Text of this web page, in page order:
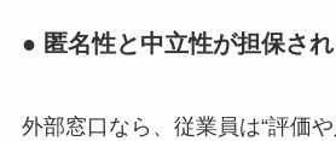
● 匿名性と中立性が担保さ
外部窓口なら、従業員は“評価